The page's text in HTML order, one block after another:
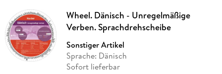
Wheel. Dänisch - Unregelmäßige
Verben. Sprachdrehscheibe
Sonstiger Artikel
Sprache: Dänisch
Sofort lieferbar